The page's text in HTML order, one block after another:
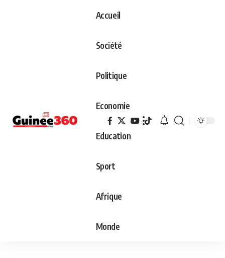
Accueil
Société
Politique
Economie
Education
Sport
Afrique
Monde